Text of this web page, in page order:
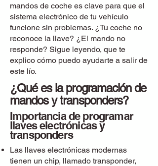
mandos de coche es clave para que el
sistema electrónico de tu vehículo
funcione sin problemas. ¿Tu coche no
reconoce la llave? ¿El mando no
responde? Sigue leyendo, que te
explico cómo puedo ayudarte a salir de
este lío.
¿Qué es la programación de
mandos y transponders?
Importancia de programar
llaves electrónicas y
transponders
Las llaves electrónicas modernas
tienen un chip, llamado transponder,